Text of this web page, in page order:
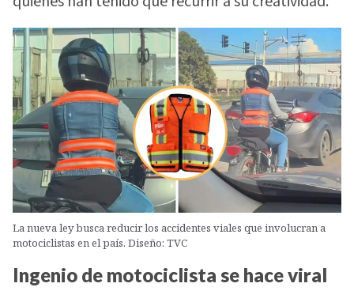
La nueva ley busca reducir los accidentes viales que involucran a
motociclistas en el país. Diseño: TVC
Ingenio de motociclista se hace viral